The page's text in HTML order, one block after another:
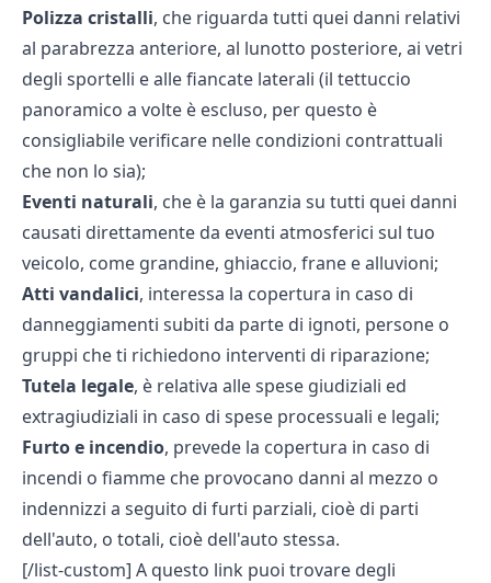
Polizza cristalli, che riguarda tutti quei danni relativi
al parabrezza anteriore, al lunotto posteriore, ai vetri
degli sportelli e alle fiancate laterali (il tettuccio
panoramico a volte è escluso, per questo è
consigliabile verificare nelle condizioni contrattuali
che non lo sia);
Eventi naturali, che è la garanzia su tutti quei danni
causati direttamente da eventi atmosferici sul tuo
veicolo, come grandine, ghiaccio, frane e alluvioni;
Atti vandalici, interessa la copertura in caso di
danneggiamenti subiti da parte di ignoti, persone o
gruppi che ti richiedono interventi di riparazione;
Tutela legale, è relativa alle spese giudiziali ed
extragiudiziali in caso di spese processuali e legali;
Furto e incendio, prevede la copertura in caso di
incendi o fiamme che provocano danni al mezzo o
indennizzi a seguito di furti parziali, cioè di parti
dell'auto, o totali, cioè dell'auto stessa.
[/list-custom] A questo link puoi trovare degli